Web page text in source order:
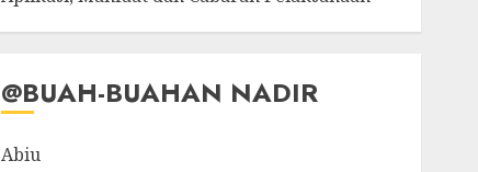
@BUAH-BUAHAN NADIR
Abiu